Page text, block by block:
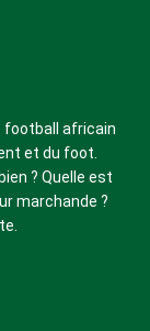
football africain
et du foot.
? Quelle est
marchande ?